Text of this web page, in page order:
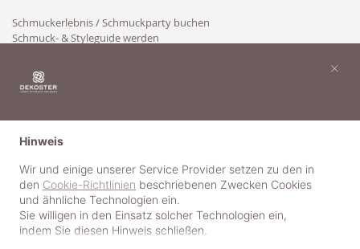
Schmuckerlebnis / Schmuckparty buchen
Schmuck- & Styleguide werden
Hinweis
Wir und einige unserer Service Provider setzen zu den in
den Cookie-Richtlinien beschriebenen Zwecken Cookies
und ähnliche Technologien ein.
Sie willigen in den Einsatz solcher Technologien ein,
indem Sie diesen Hinweis schließen.
×